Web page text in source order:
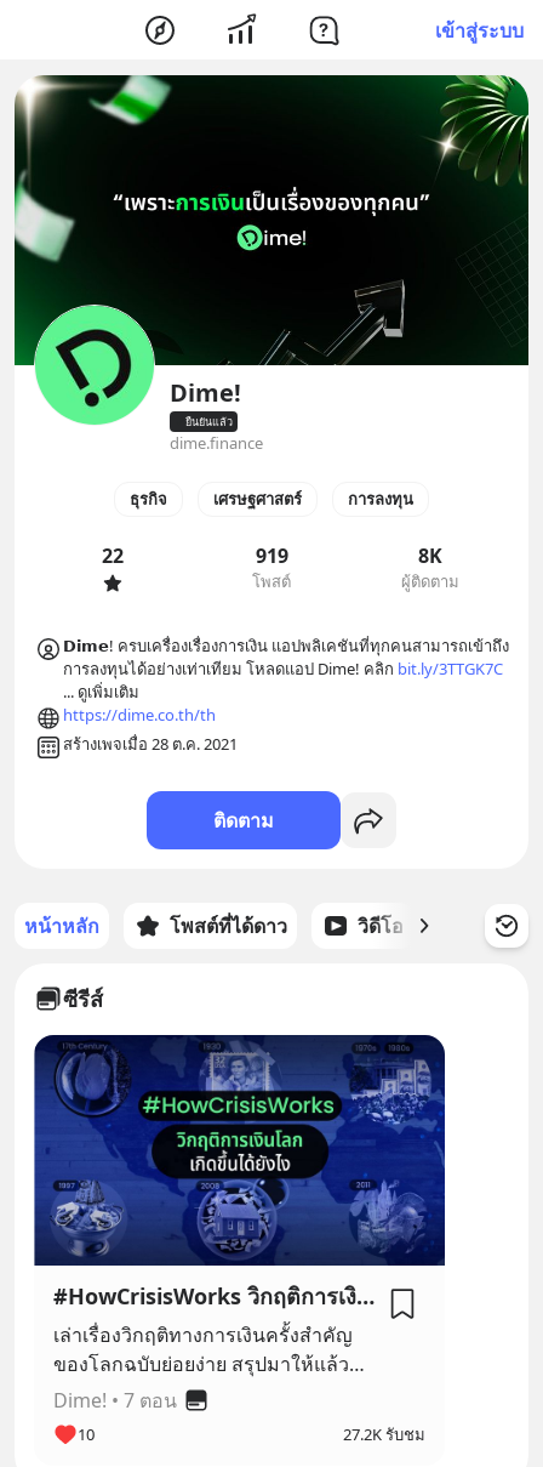
เข้าสู่ระบบ
Dime!
ยืนยันแล้ว
dime.finance
ธุรกิจ เศรษฐศาสตร์ การลงทุน
22 919
โพสต์
8K
ผู้ติดตาม
𝗗𝗶𝗺𝗲! ครบเครื่องเรื่องการเงิน แอปพลิเคชันที่ทุกคนสามารถเข้าถึง
การลงทุนได้อย่างเท่าเทียม โหลดแอป Dime! คลิก bit.ly/3TTGK7C
... ดูเพิ่มเติม
https://dime.co.th/th
สร้างเพจเมื่อ 28 ต.ค. 2021
ติดตาม
หน้าหลัก โพสต์ที่ได้ดาว วิดีโอ พอดแ
ซีรีส์
#HowCrisisWorks วิกฤติการเงินโลกเกิดขึ้นยังไง
เล่าเรื่องวิกฤติทางการเงินครั้งสำคัญ
ของโลกฉบับย่อยง่าย สรุปมาให้แล้ว
แบบเน้น ๆ เพื่อสืบหาไปถึงต้นตอของ
วิกฤติการเงินแต่ละครั้ง ว่าอะไร คือ ต้น
เหตุที่ทำให้เกิดวิกฤติการเงินครั้งใหญ่
Dime! • 7 ตอน
10 27.2K รับชม